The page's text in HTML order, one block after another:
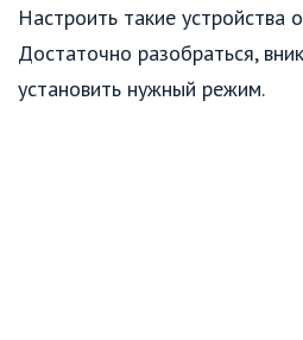
Настроить такие устройства
Достаточно разобраться,
установить нужный режим.